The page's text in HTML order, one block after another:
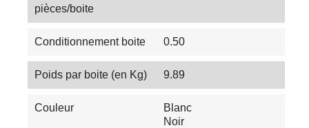
pièces/boite
Conditionnement boite 0.50
Poids par boite (en Kg) 9.89
Couleur
Blanc
Noir